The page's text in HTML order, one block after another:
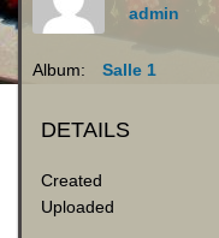
admin
Album: Salle 1
DETAILS
Created
Uploaded